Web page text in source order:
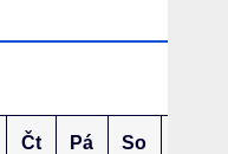
Čt Pá So